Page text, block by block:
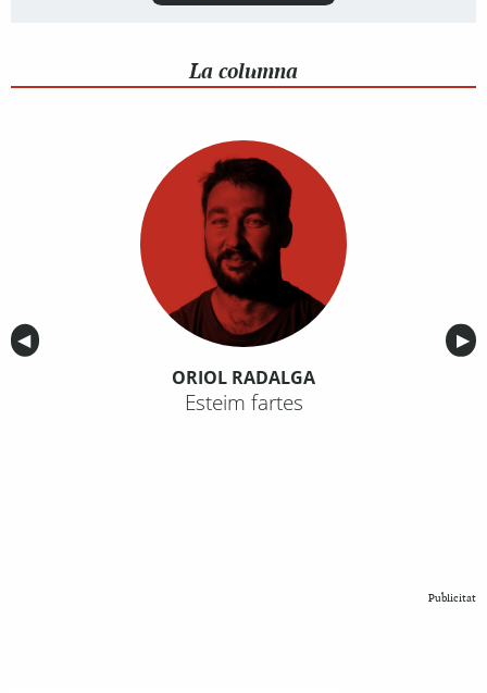
La columna
Anterior
◀︎ ▶︎
ORIOL RADALGA
Esteim fartes
Publicitat